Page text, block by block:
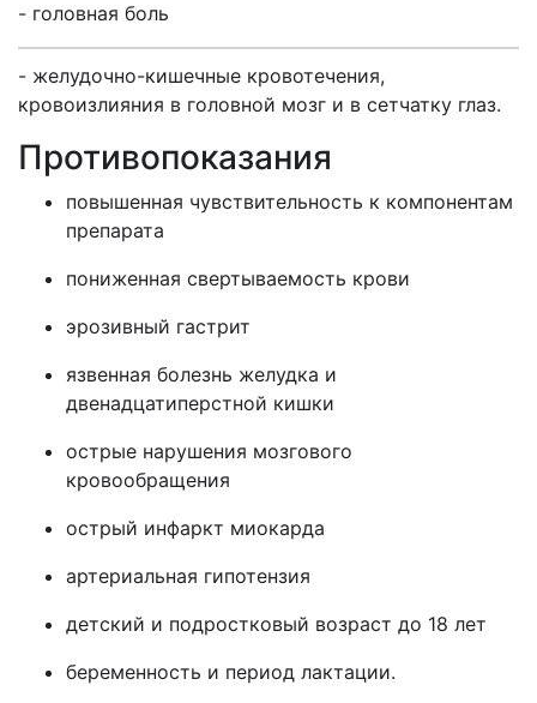
- головная боль
- желудочно-кишечные кровотечения,
кровоизлияния в головной мозг и в сетчатку глаз.
Противопоказания
повышенная чувствительность к компонентам
препарата
пониженная свертываемость крови
эрозивный гастрит
язвенная болезнь желудка и
двенадцатиперстной кишки
острые нарушения мозгового
кровообращения
острый инфаркт миокарда
артериальная гипотензия
детский и подростковый возраст до 18 лет
беременность и период лактации.